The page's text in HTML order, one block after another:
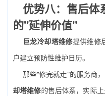
优势八：售后
的"延伸价值"
巨龙冷却塔维修提供维修
户建立预防性维护日历。
那些"修完就走"的服务商
却塔维修的售后体系，实际